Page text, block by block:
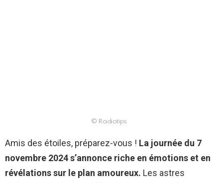
© Radiotips
Amis des étoiles, préparez-vous ! La journée du 7
novembre 2024 s’annonce riche en émotions et en
révélations sur le plan amoureux. Les astres